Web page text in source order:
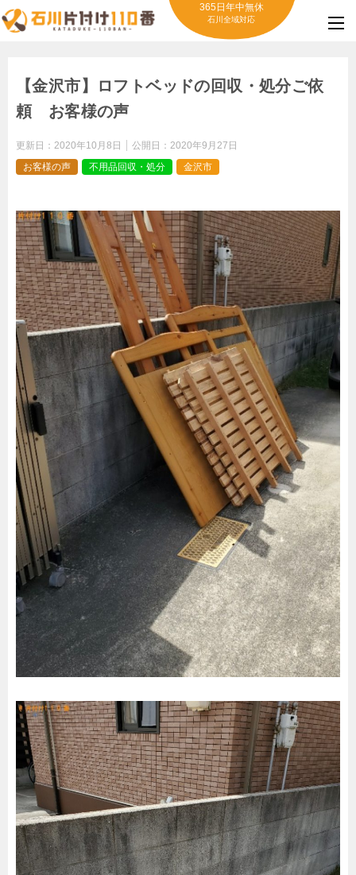
365日年中無休
石川全域対応
【金沢市】ロフトベッドの回収・処分ご依
頼 お客様の声
更新日： 2020年10月8日 公開日： 2020年9月27日
お客様の声
不用品回収・処分 金沢市